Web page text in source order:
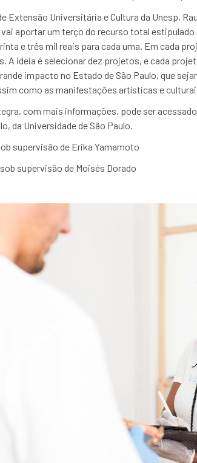
Extensão Universitária e Cultura da Unesp,
aportar um terço do recurso total estipulado
e três mil reais para cada uma. Em cada
A ideia é selecionar dez projetos, e cada
impacto no Estado de São Paulo, que
como as manifestações artísticas e
com mais informações, pode ser
da Universidade de São Paulo.
supervisão de Erika Yamamoto
supervisão de Moisés Dorado